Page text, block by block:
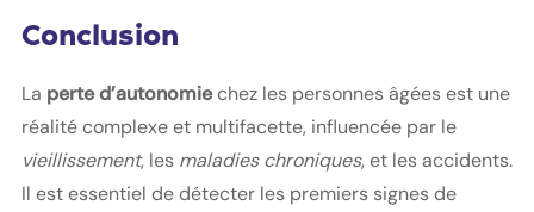
Conclusion
La perte d’autonomiechez les personnes âgées est une
réalité complexe et multifacette, influencée par le
vieillissement, les maladies chroniques, et les accidents.
Il est essentiel de détecter les premiers signes de